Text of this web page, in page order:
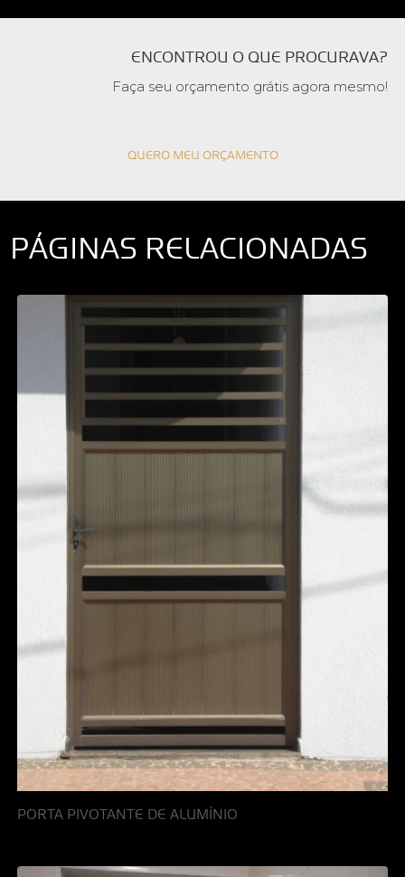
ENCONTROU O QUE PROCURAVA?
Faça seu orçamento grátis agora mesmo!
QUERO MEU ORÇAMENTO
PÁGINAS RELACIONADAS
PORTA PIVOTANTE DE ALUMÍNIO